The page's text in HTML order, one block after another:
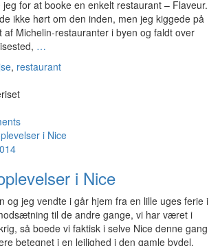
jeg for at booke en enkelt restaurant – Flaveur.
ikke hørt om den inden, men jeg kiggede på
af Michelin-restauranter i byen og faldt over
…
, restaurant
i Nice
og jeg vendte i går hjem fra en lille uges ferie i
til de andre gange, vi har været i
så boede vi faktisk i selve Nice denne gang
betegnet i en lejlighed i den gamle bydel,